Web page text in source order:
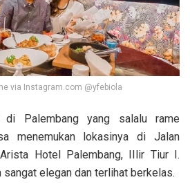
via Instagram.com @yfebiola
di Palembang yang salalu rame
menemukan lokasinya di Jalan
Hotel Palembang, IIlir Tiur I.
sangat elegan dan terlihat berkelas.